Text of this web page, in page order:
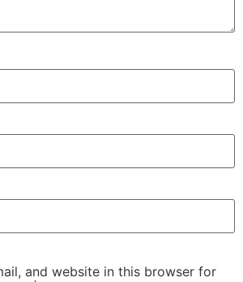
and website in this browser for